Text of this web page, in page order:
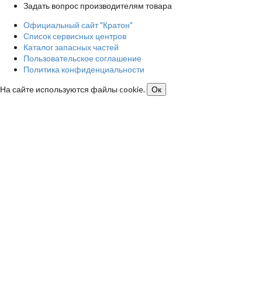
Задать вопрос производителям товара
Официальный сайт "Кратон"
Список сервисных центров
Каталог запасных частей
Пользовательское соглашение
Политика конфиденциальности
На сайте используются файлы cookie.
Ок